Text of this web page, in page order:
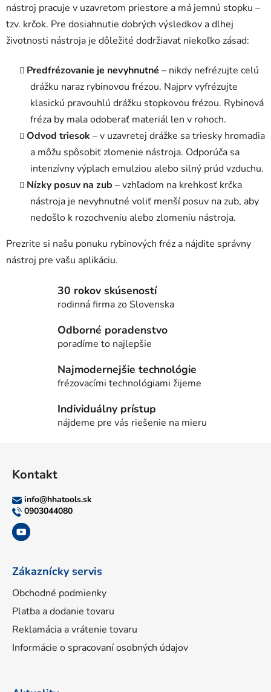
nástroj pracuje v uzavretom priestore a má jemnú stopku –
tzv. krčok. Pre dosiahnutie dobrých výsledkov a dlhej
životnosti nástroja je dôležité dodržiavať niekoľko zásad:
Predfrézovanie je nevyhnutné – nikdy nefrézujte celú
drážku naraz rybinovou frézou. Najprv vyfrézujte
klasickú pravouhlú drážku stopkovou frézou. Rybinová
fréza by mala odoberať materiál len v rohoch.
Odvod triesok – v uzavretej drážke sa triesky hromadia
a môžu spôsobiť zlomenie nástroja. Odporúča sa
intenzívny výplach emulziou alebo silný prúd vzduchu.
Nízky posuv na zub – vzhľadom na krehkosť krčka
nástroja je nevyhnutné voliť menší posuv na zub, aby
nedošlo k rozochveniu alebo zlomeniu nástroja.
Prezrite si našu ponuku rybinových fréz a nájdite správny
nástroj pre vašu aplikáciu.
30 rokov skúseností
rodinná firma zo Slovenska
Odborné poradenstvo
poradíme to najlepšie
Najmodernejšie technológie
frézovacími technológiami žijeme
Individuálny prístup
nájdeme pre vás riešenie na mieru
Kontakt
info@hhatools.sk
0903044080
Zákaznícky servis
Obchodné podmienky
Platba a dodanie tovaru
Reklamácia a vrátenie tovaru
Informácie o spracovaní osobných údajov